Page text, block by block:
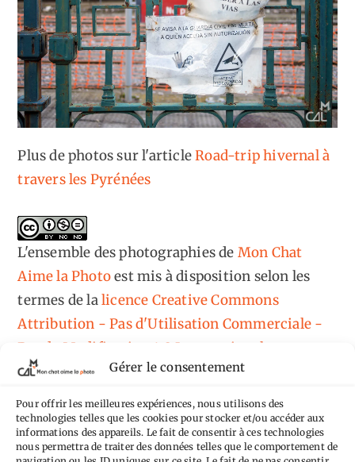
Gérer le consentement
Pour offrir les meilleures expériences, nous utilisons des
technologies telles que les cookies pour stocker et/ou accéder aux
informations des appareils. Le fait de consentir à ces technologies
nous permettra de traiter des données telles que le comportement de
Plus de photos sur l'articleRoad-trip hivernal à
travers les Pyrénées
L'ensemble des photographiesde Mon Chat
Aime la Photoest mis à disposition selon les
termes de lalicence Creative Commons
Attribution - Pas d'Utilisation Commerciale -
Pas de Modification 4.0 International
Fondé(e) sur une œuvre dehttps://mcalp.fr